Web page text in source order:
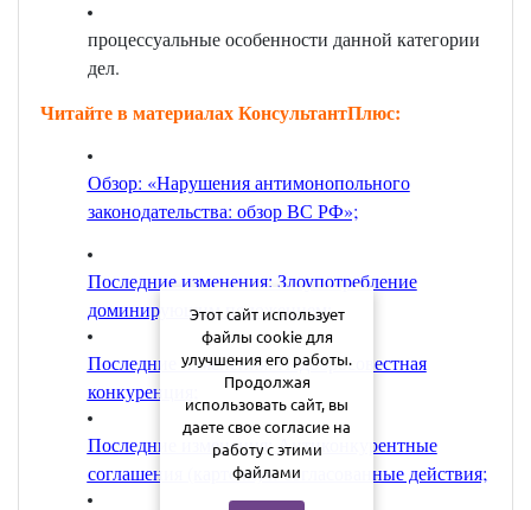
процессуальные особенности данной категории
дел.
Читайте в материалах КонсультантПлюс:
Обзор: «Нарушения антимонопольного
законодательства: обзор ВС РФ»;
Последние изменения: Злоупотребление
доминирующим положением;
Последние изменения: Недобросовестная
конкуренция;
Последние изменения: Антиконкурентные
соглашения (картели) и согласованные действия;
Этот сайт использует
файлы cookie для
улучшения его работы.
Продолжая
использовать сайт, вы
даете свое согласие на
работу с этими
файлами